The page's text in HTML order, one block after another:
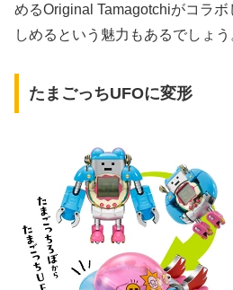
めるOriginal Tamagotchiがコラ
しめるという魅力もあるでしょう
たまごっちUFOに変形